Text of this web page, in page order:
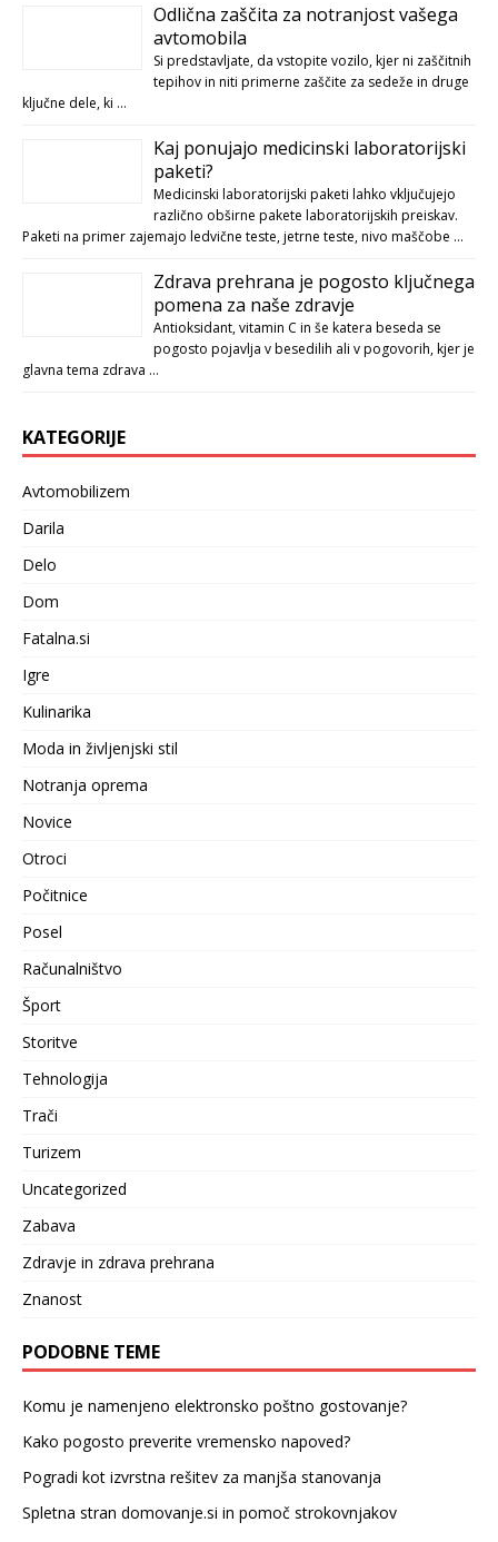
Odlična zaščita za notranjost vašega
avtomobila
Si predstavljate, da vstopite vozilo, kjer ni zaščitnih
tepihov in niti primerne zaščite za sedeže in druge
ključne dele, ki …
Kaj ponujajo medicinski laboratorijski
paketi?
Medicinski laboratorijski paketi lahko vključujejo
različno obširne pakete laboratorijskih preiskav.
Paketi na primer zajemajo ledvične teste, jetrne teste, nivo maščobe …
Zdrava prehrana je pogosto ključnega
pomena za naše zdravje
Antioksidant, vitamin C in še katera beseda se
pogosto pojavlja v besedilih ali v pogovorih, kjer je
glavna tema zdrava …
KATEGORIJE
Avtomobilizem
Darila
Delo
Dom
Fatalna.si
Igre
Kulinarika
Moda in življenjski stil
Notranja oprema
Novice
Otroci
Počitnice
Posel
Računalništvo
Šport
Storitve
Tehnologija
Trači
Turizem
Uncategorized
Zabava
Zdravje in zdrava prehrana
Znanost
PODOBNE TEME
Komu je namenjeno elektronsko poštno gostovanje?
Kako pogosto preverite vremensko napoved?
Pogradi kot izvrstna rešitev za manjša stanovanja
Spletna stran domovanje.si in pomoč strokovnjakov